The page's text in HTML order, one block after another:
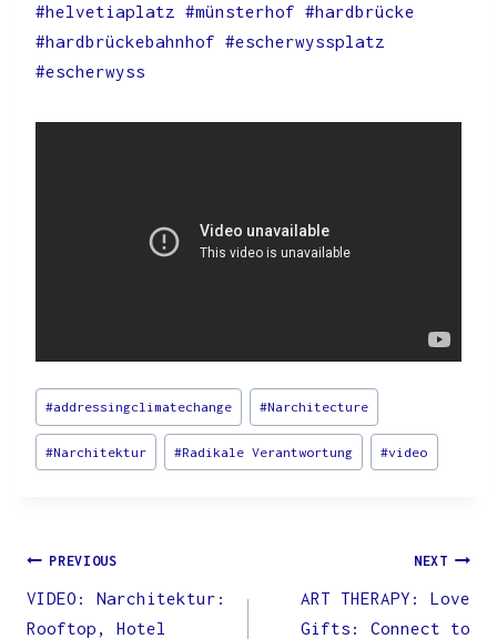
#helvetiaplatz #münsterhof #hardbrücke
#hardbrückebahnhof #escherwyssplatz
#escherwyss
Post
Tags:
#addressingclimatechange #Narchitecture
#Narchitektur #Radikale Verantwortung #video
Post
navigation
PREVIOUS
VIDEO: Narchitektur:
Rooftop, Hotel
NEXT
ART THERAPY: Love
Gifts: Connect to